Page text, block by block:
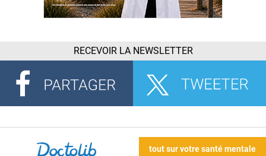
RECEVOIR LA NEWSLETTER
tout sur votre santé mentale